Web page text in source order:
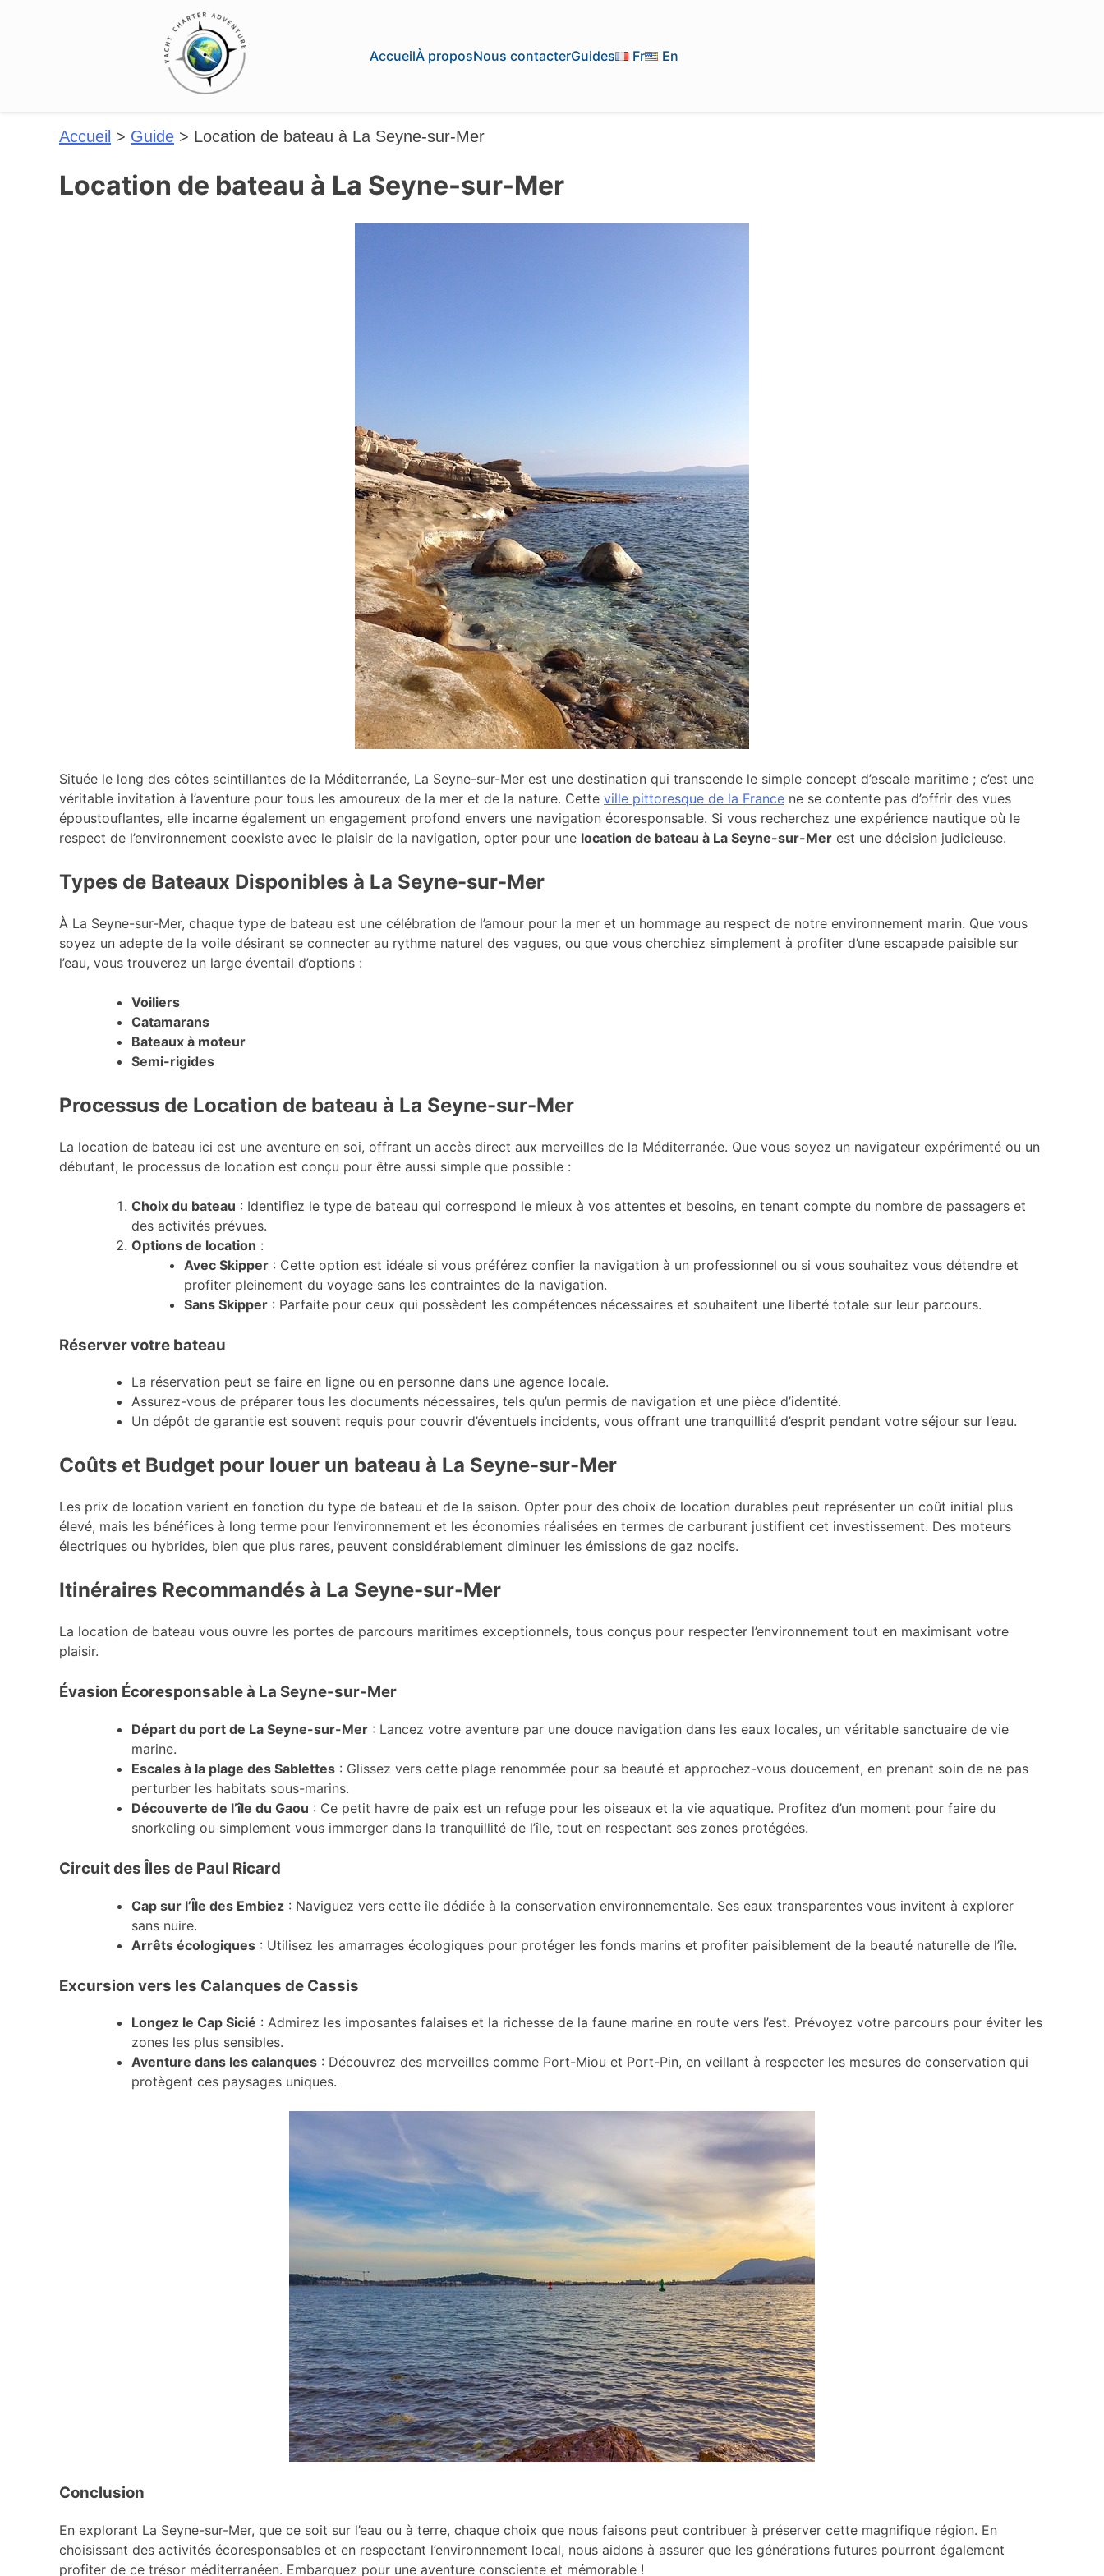
AccueilÀ proposNous contacterGuides Fr En
Accueil > Guide > Location de bateau à La Seyne-sur-Mer
Location de bateau à La Seyne-sur-Mer
Située le long des côtes scintillantes de la Méditerranée, La Seyne-sur-Mer est une destination qui transcende le simple concept d’escale maritime ; c’est une
véritable invitation à l’aventure pour tous les amoureux de la mer et de la nature. Cette ville pittoresque de la France ne se contente pas d’offrir des vues
époustouflantes, elle incarne également un engagement profond envers une navigation écoresponsable. Si vous recherchez une expérience nautique où le
respect de l’environnement coexiste avec le plaisir de la navigation, opter pour une location de bateau à La Seyne-sur-Mer est une décision judicieuse.
Types de Bateaux Disponibles à La Seyne-sur-Mer
À La Seyne-sur-Mer, chaque type de bateau est une célébration de l’amour pour la mer et un hommage au respect de notre environnement marin. Que vous
soyez un adepte de la voile désirant se connecter au rythme naturel des vagues, ou que vous cherchiez simplement à profiter d’une escapade paisible sur
l’eau, vous trouverez un large éventail d’options :
Voiliers
Catamarans
Bateaux à moteur
Semi-rigides
Processus de Location de bateau à La Seyne-sur-Mer
La location de bateau ici est une aventure en soi, offrant un accès direct aux merveilles de la Méditerranée. Que vous soyez un navigateur expérimenté ou un
débutant, le processus de location est conçu pour être aussi simple que possible :
Choix du bateau : Identifiez le type de bateau qui correspond le mieux à vos attentes et besoins, en tenant compte du nombre de passagers et
des activités prévues.
Options de location :
Avec Skipper : Cette option est idéale si vous préférez confier la navigation à un professionnel ou si vous souhaitez vous détendre et
profiter pleinement du voyage sans les contraintes de la navigation.
Sans Skipper : Parfaite pour ceux qui possèdent les compétences nécessaires et souhaitent une liberté totale sur leur parcours.
Réserver votre bateau
La réservation peut se faire en ligne ou en personne dans une agence locale.
Assurez-vous de préparer tous les documents nécessaires, tels qu’un permis de navigation et une pièce d’identité.
Un dépôt de garantie est souvent requis pour couvrir d’éventuels incidents, vous offrant une tranquillité d’esprit pendant votre séjour sur l’eau.
Coûts et Budget pour louer un bateau à La Seyne-sur-Mer
Les prix de location varient en fonction du type de bateau et de la saison. Opter pour des choix de location durables peut représenter un coût initial plus
élevé, mais les bénéfices à long terme pour l’environnement et les économies réalisées en termes de carburant justifient cet investissement. Des moteurs
électriques ou hybrides, bien que plus rares, peuvent considérablement diminuer les émissions de gaz nocifs.
Itinéraires Recommandés à La Seyne-sur-Mer
La location de bateau vous ouvre les portes de parcours maritimes exceptionnels, tous conçus pour respecter l’environnement tout en maximisant votre
plaisir.
Évasion Écoresponsable à La Seyne-sur-Mer
Départ du port de La Seyne-sur-Mer : Lancez votre aventure par une douce navigation dans les eaux locales, un véritable sanctuaire de vie
marine.
Escales à la plage des Sablettes : Glissez vers cette plage renommée pour sa beauté et approchez-vous doucement, en prenant soin de ne pas
perturber les habitats sous-marins.
Découverte de l’île du Gaou : Ce petit havre de paix est un refuge pour les oiseaux et la vie aquatique. Profitez d’un moment pour faire du
snorkeling ou simplement vous immerger dans la tranquillité de l’île, tout en respectant ses zones protégées.
Circuit des Îles de Paul Ricard
Cap sur l’Île des Embiez : Naviguez vers cette île dédiée à la conservation environnementale. Ses eaux transparentes vous invitent à explorer
sans nuire.
Arrêts écologiques : Utilisez les amarrages écologiques pour protéger les fonds marins et profiter paisiblement de la beauté naturelle de l’île.
Excursion vers les Calanques de Cassis
Longez le Cap Sicié : Admirez les imposantes falaises et la richesse de la faune marine en route vers l’est. Prévoyez votre parcours pour éviter les
zones les plus sensibles.
Aventure dans les calanques : Découvrez des merveilles comme Port-Miou et Port-Pin, en veillant à respecter les mesures de conservation qui
protègent ces paysages uniques.
Conclusion
En explorant La Seyne-sur-Mer, que ce soit sur l’eau ou à terre, chaque choix que nous faisons peut contribuer à préserver cette magnifique région. En
choisissant des activités écoresponsables et en respectant l’environnement local, nous aidons à assurer que les générations futures pourront également
profiter de ce trésor méditerranéen. Embarquez pour une aventure consciente et mémorable !